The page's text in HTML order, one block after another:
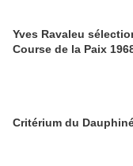
Yves Ravaleu
Course de la Paix
Critérium du